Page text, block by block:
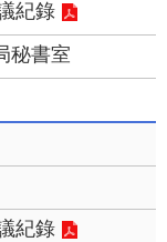
紀錄
秘書室
紀錄